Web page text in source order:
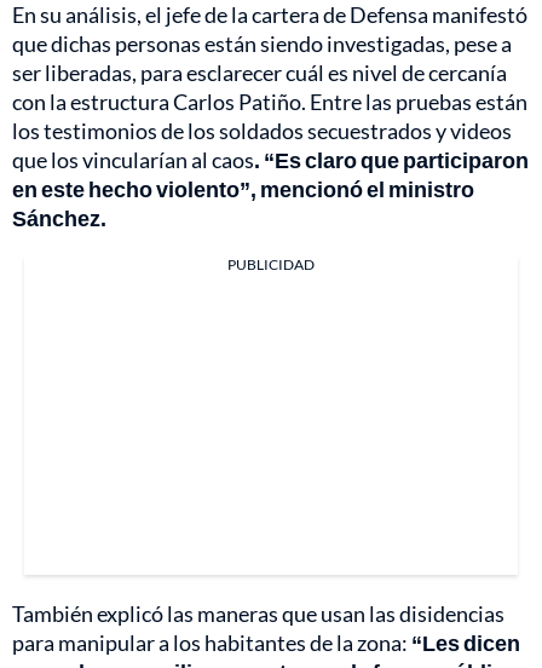
En su análisis, el jefe de la cartera de Defensa manifestó
que dichas personas están siendo investigadas, pese a
ser liberadas, para esclarecer cuál es nivel de cercanía
con la estructura Carlos Patiño. Entre las pruebas están
los testimonios de los soldados secuestrados y videos
que los vincularían al caos. “Es claro que participaron
en este hecho violento”, mencionó el ministro
Sánchez.
PUBLICIDAD
También explicó las maneras que usan las disidencias
para manipular a los habitantes de la zona: “Les dicen